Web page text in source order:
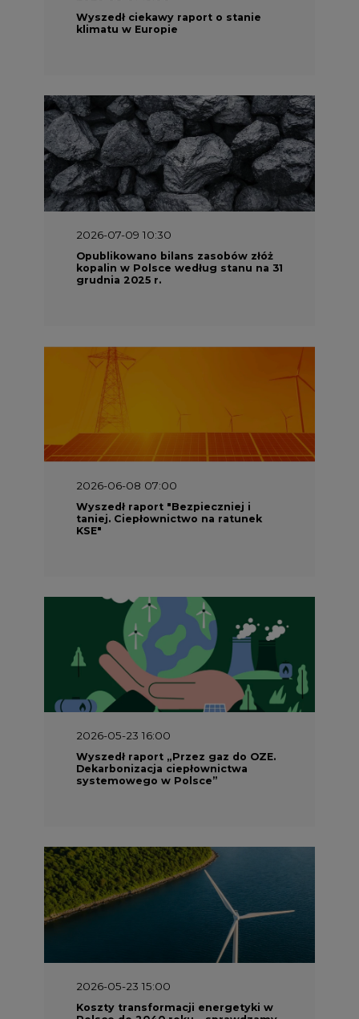
Wyszedł ciekawy raport o stanie
klimatu w Europie
2026-07-09 10:30
Opublikowano bilans zasobów złóż
kopalin w Polsce według stanu na 31
grudnia 2025 r.
2026-06-08 07:00
Wyszedł raport "Bezpieczniej i
taniej. Ciepłownictwo na ratunek
KSE"
2026-05-23 16:00
Wyszedł raport „Przez gaz do OZE.
Dekarbonizacja ciepłownictwa
systemowego w Polsce”
2026-05-23 15:00
Koszty transformacji energetyki w